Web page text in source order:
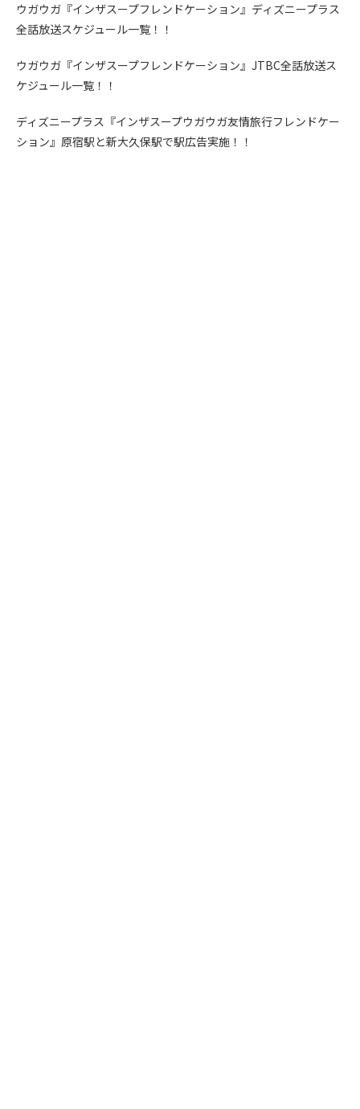
ウガウガ『インザスープフレンドケーション』ディズニープラス
全話放送スケジュール一覧！！
ウガウガ『インザスープフレンドケーション』JTBC全話放送ス
ケジュール一覧！！
ディズニープラス『インザスープウガウガ友情旅行フレンドケー
ション』原宿駅と新大久保駅で駅広告実施！！